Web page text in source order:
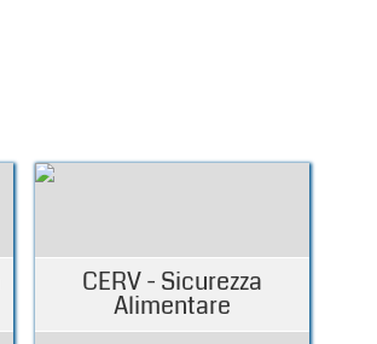
CERV - Sicurezza
Alimentare